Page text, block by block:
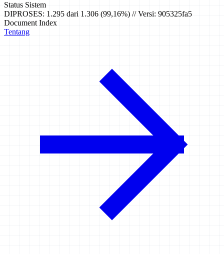
Status Sistem
DIPROSES: 1.295 dari 1.306 (99,16%) // Versi: 905325fa5
Document Index
Tentang